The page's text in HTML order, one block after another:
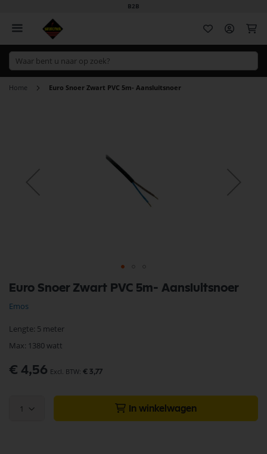
B2B
Home Euro Snoer Zwart PVC 5m- Aansluitsnoer
Euro Snoer Zwart PVC 5m- Aansluitsnoer
Emos
Lengte: 5 meter
Max: 1380 watt
€ 4,56 € 3,77
1 In winkelwagen
naar
het
begin
de
afbeeldingen-